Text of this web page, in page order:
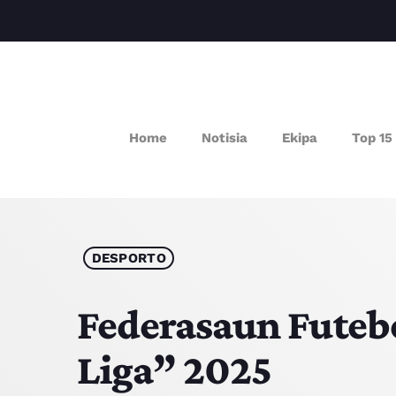
Home Notisia Ekipa Top 15
DESPORTO
Federasaun
Liga” 2025